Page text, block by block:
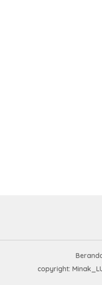
copyright: